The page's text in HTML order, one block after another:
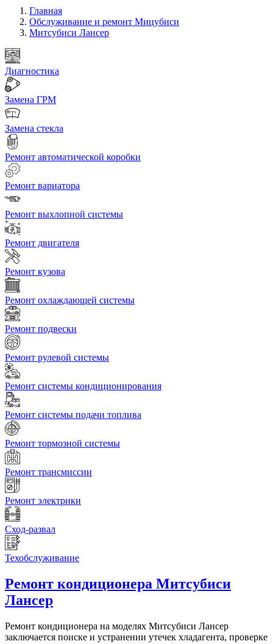
Главная
Обслуживание и ремонт Мицубиси
Митсубиси Лансер
Диагностика
Замена ГРМ
Замена стекла
Ремонт автоматической коробки
Ремонт вариатора
Ремонт выхлопной системы
Ремонт двигателя
Ремонт кузова
Ремонт охлаждающей системы
Ремонт подвески
Ремонт рулевой системы
Ремонт системы кондиционирования
Ремонт системы подачи топлива
Ремонт тормозной системы
Ремонт трансмиссии
Ремонт электрики
Сход-развал
Техобслуживание
Ремонт кондиционера Митсубиси
Лансер
Ремонт кондиционера на моделях Митсубиси Лансер
заключается поиске и устранении утечек хладагента, проверке